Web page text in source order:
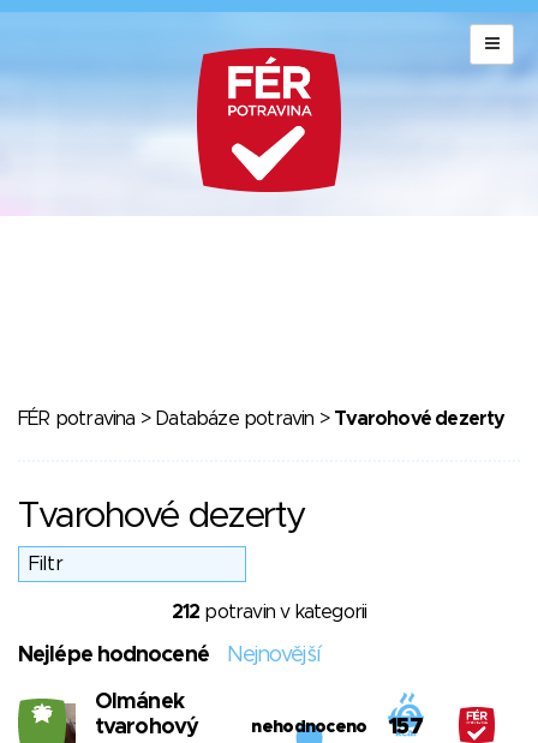
FÉR potravina > Databáze potravin > Tvarohové dezerty
Tvarohové dezerty
212 potravin v kategorii
Nejlépe hodnocené Nejnovější
26
Olmánek
tvarohový
nehodnoceno 157